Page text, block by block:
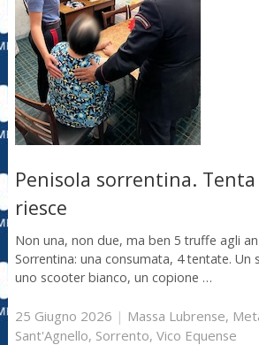
Penisola sorrentina.
riesce
Non una, non due, ma ben 5 truffe agli
Sorrentina: una consumata, 4 tentate. Un
uno scooter bianco, un copione …
25 Giugno 2026 | Massa Lubrense,
Sant'Agnello, Sorrento, Vico Equense